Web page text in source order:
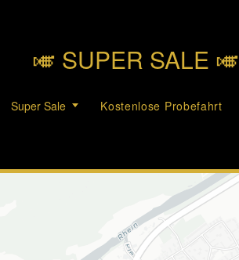
🎺︎ SUPER SALE 🎺︎
Super Sale Kostenlose Probefahrt